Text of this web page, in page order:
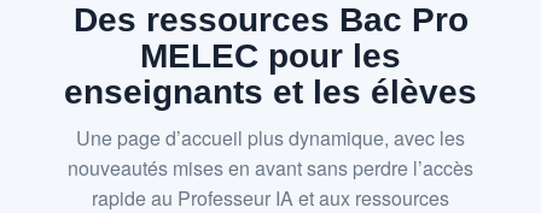
Des ressources Bac Pro
MELEC pour les
enseignants et les élèves
Une page d’accueil plus dynamique, avec les
nouveautés mises en avant sans perdre l’accès
rapide au Professeur IA et aux ressources